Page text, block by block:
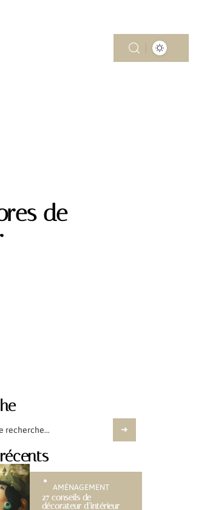
de
AMÉNAGEMENT
27 conseils de
décorateur d’intérieur